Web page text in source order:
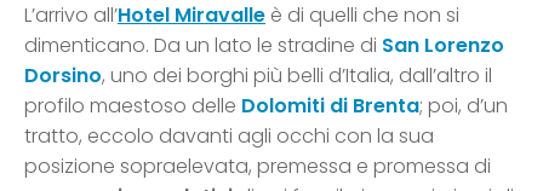
L’arrivo all’Hotel Miravalle è di quelli che non si
dimenticano. Da un lato le stradine di San Lorenzo
Dorsino, uno dei borghi più belli d’Italia, dall’altro il
profilo maestoso delle Dolomiti di Brenta; poi, d’un
tratto, eccolo davanti agli occhi con la sua
posizione sopraelevata, premessa e promessa di